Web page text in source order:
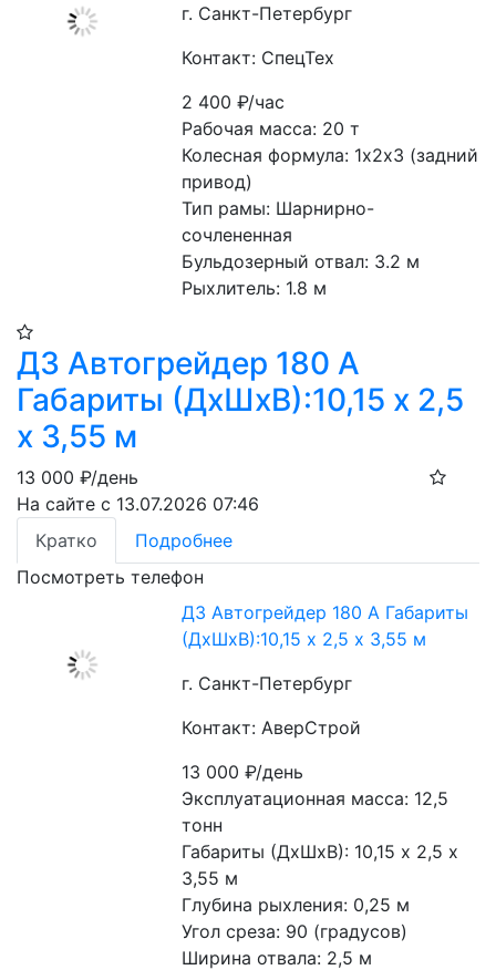
г. Санкт-Петербург
Контакт: СпецТех
2 400₽/час
Рабочая масса: 20 т
Колесная формула: 1х2х3 (задний
привод)
Тип рамы: Шарнирно-
сочлененная
Бульдозерный отвал: 3.2 м
Рыхлитель: 1.8 м
ДЗ Автогрейдер 180 А
Габариты (ДхШхВ):10,15 х 2,5
х 3,55 м
13 000 ₽/день
На сайте с 13.07.2026 07:46
Кратко
Подробнее
Посмотреть телефон
ДЗ Автогрейдер 180 А Габариты
(ДхШхВ):10,15 х 2,5 х 3,55 м
г. Санкт-Петербург
Контакт: АверСтрой
13 000₽/день
Эксплуатационная масса: 12,5
тонн
Габариты (ДхШхВ): 10,15 х 2,5 х
3,55 м
Глубина рыхления: 0,25 м
Угол среза: 90 (градусов)
Ширина отвала: 2,5 м